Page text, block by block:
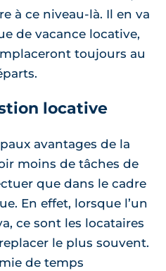
à ce niveau-là. Il en va
de vacance locative,
toujours au
locative
avantages de la
moins de tâches de
que dans le cadre
En effet, lorsque l’un
ce sont les locataires
le plus souvent.
de temps